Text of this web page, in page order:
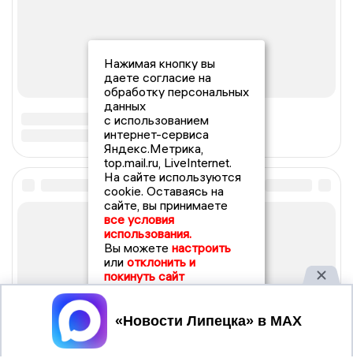
Нажимая кнопку вы
даете согласие на
обработку персональных
данных
с использованием
интернет-сервиса
Яндекс.Метрика,
top.mail.ru, LiveInternet.
На сайте используются
cookie. Оставаясь на
сайте, вы принимаете
все условия
использования.
Вы можете настроить
или отклонить и
покинуть сайт
Принять